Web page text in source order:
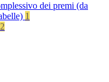
dei premi (da
1
2